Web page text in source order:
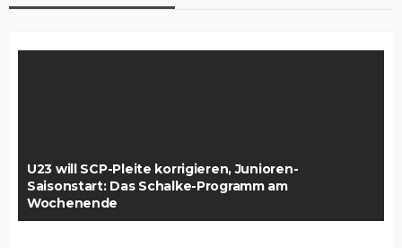
U23 will SCP-Pleite korrigieren, Junioren-
Saisonstart: Das Schalke-Programm am
Wochenende